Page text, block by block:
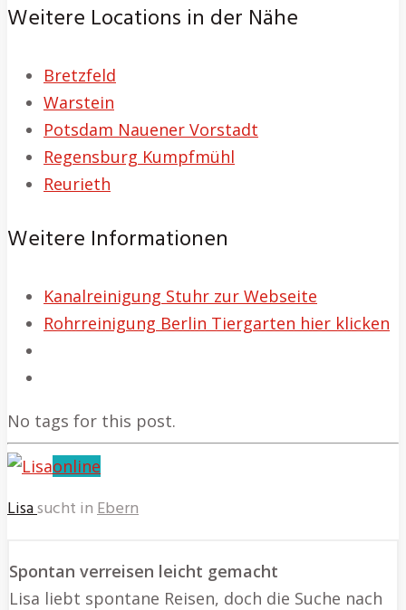
Weitere Locations in der Nähe
Bretzfeld
Warstein
Potsdam Nauener Vorstadt
Regensburg Kumpfmühl
Reurieth
Weitere Informationen
Kanalreinigung Stuhr zur Webseite
Rohrreinigung Berlin Tiergarten hier klicken
No tags for this post.
online
Lisasucht inEbern
Spontan verreisen leicht gemacht
Lisa liebt spontane Reisen, doch die Suche nach